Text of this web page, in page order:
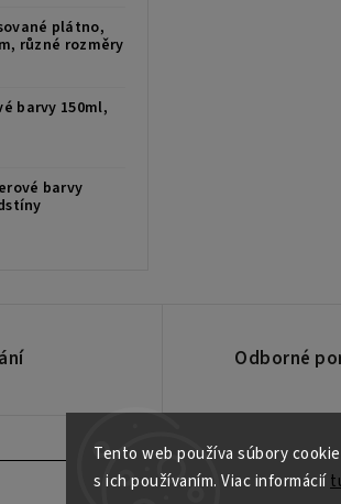
Tento web používa súbory
s ich používaním. Viac informácií
plátno,
různé rozměry
barvy 150ml,
barvy
Odborné